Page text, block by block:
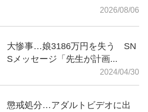
2026/08/06
大惨事…娘3186万円を失う SN
Sメッセージ「先生が計画...
2024/04/30
懲戒処分…アダルトビデオに出